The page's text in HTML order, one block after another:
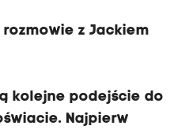
rozmowie z Jackiem
kolejne podejście do
Najpierw